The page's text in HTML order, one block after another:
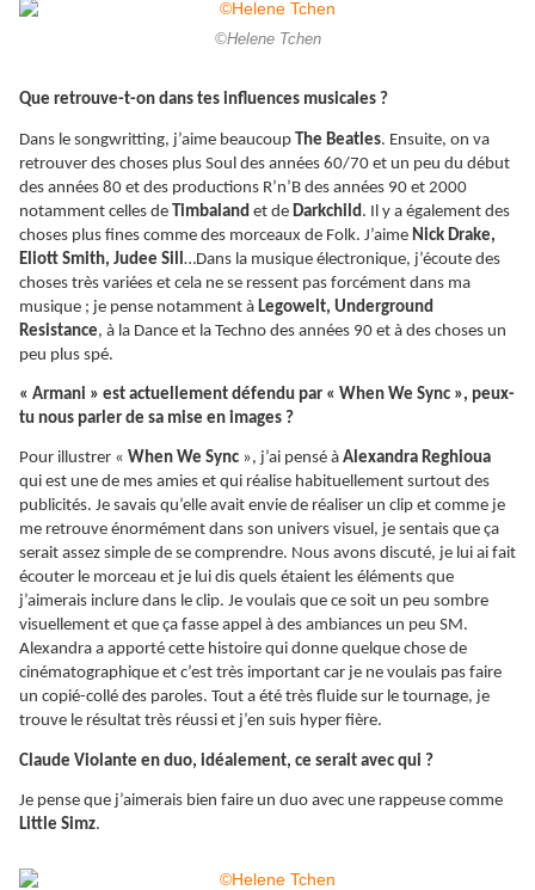
©Helene Tchen
Que retrouve-t-on dans tes influences musicales ?
Dans le songwritting, j’aime beaucoup The Beatles. Ensuite, on va
retrouver des choses plus Soul des années 60/70 et un peu du début
des années 80 et des productions R’n’B des années 90 et 2000
notamment celles de
Timbaland et de Darkchild . Il y a également des
choses plus fines comme des morceaux de Folk. J’aime Nick Drake,
Eliott Smith, Judee Sill …Dans la musique électronique, j’écoute des
choses très variées et cela ne se ressent pas forcément dans ma
musique ; je pense notamment à Legowelt, Underground
Resistance, à la Dance et la Techno des années 90 et à des choses un
peu plus spé.
« Armani » est actuellement défendu par « When We Sync », peux-
tu nous parler de sa mise en images ?
Pour illustrer « When We Sync », j’ai pensé à Alexandra Reghioua
qui est une de mes amies et qui réalise habituellement surtout des
publicités. Je savais qu’elle avait envie de réaliser un clip et comme je
me retrouve énormément dans son univers visuel, je sentais que ça
serait assez simple de se comprendre. Nous avons discuté, je lui ai fait
écouter le morceau et je lui dis quels étaient les éléments que
j’aimerais inclure dans le clip. Je voulais que ce soit un peu sombre
visuellement et que ça fasse appel à des ambiances un peu SM.
Alexandra a apporté cette histoire qui donne quelque chose de
cinématographique et c’est très important car je ne voulais pas faire
un copié-collé des paroles. Tout a été très fluide sur le tournage, je
trouve le résultat très réussi et j’en suis hyper fière.
Claude Violante en duo, idéalement, ce serait avec qui ?
Je pense que j’aimerais bien faire un duo avec une rappeuse comme
Little Simz.